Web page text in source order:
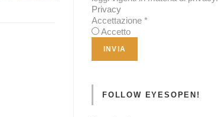
Privacy
Accettazione *
Accetto
FOLLOW EYESOPEN!